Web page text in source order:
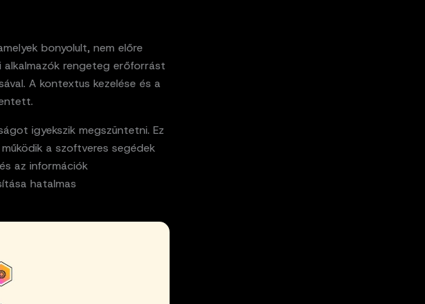
bonyolult, nem előre
rengeteg erőforrást
A kontextus kezelése és a
igyekszik megszüntetni. Ez
a szoftveres segédek
az információk
hatalmas